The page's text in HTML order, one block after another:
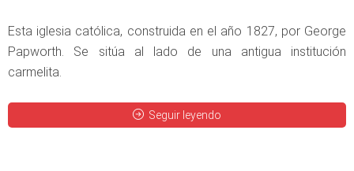
Esta iglesia católica, construida en el año 1827, por George
Papworth. Se sitúa al lado de una antigua institución
carmelita.
Seguir leyendo